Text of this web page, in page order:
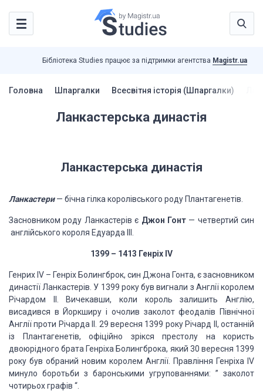
Бібліотека Studies працює за підтримки агентства Magistr.ua
Головна Шпаргалки Всесвітня історія (Шпаргалки)
Ланкастерська династія
Ланкастерська династія
Ланкастери— бічна гілка королівського роду Плантагенетів.
Засновником роду Ланкастерів є Джон Гонт— четвертий син
англійського короля Едуарда III.
1399 – 1413 Генріх IV
Генрих IV – Генріх Болингброк, син Джона Гонта, є засновником
династії Ланкастерів. У 1399 року був вигнали з Англії королем
Річардом II. Вичекавши, коли король залишить Англію,
висадився в Йоркширу і очолив заколот феодалів Північної
Англії проти Річарда II. 29 вересня 1399 року Річард II, останній
із Плантагенетів, офіційно зрікся престолу на користь
двоюрідного брата Генріха Болингброка, який 30 вересня 1399
року був обраний новим королем Англії. Правління Генріха IV
минуло боротьби з баронськими угрупованнями: ” заколот
чотирьох графів “.